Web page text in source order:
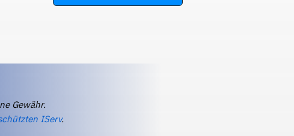
Gewähr.
IServ.